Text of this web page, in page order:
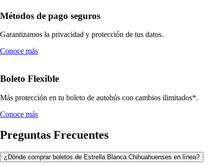
Métodos de pago seguros
Garantizamos la privacidad y protección de tus datos.
Conoce más
Boleto Flexible
Más protección en tu boleto de autobús con cambios ilimitados*.
Conoce más
Preguntas Frecuentes
¿Dónde comprar boletos de Estrella Blanca Chihuahuenses en línea?